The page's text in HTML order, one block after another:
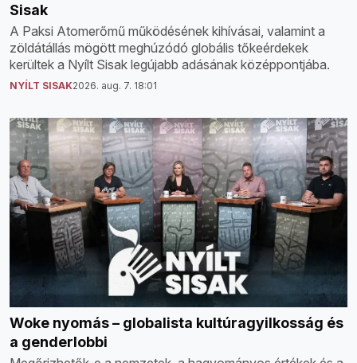
Sisak
A Paksi Atomerőmű működésének kihívásai, valamint a
zöldátállás mögött meghúzódó globális tőkeérdekek
kerültek a Nyílt Sisak legújabb adásának középpontjába.
NYÍLT SISAK2026. aug. 7. 18:01
Woke nyomás – globalista kultúragyilkosság és
a genderlobbi